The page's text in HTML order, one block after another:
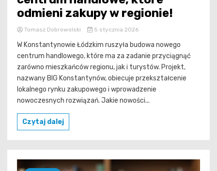
odmieni zakupy w regionie!
Tomasz Dobrowolski 5 stycznia 2026
W Konstantynowie Łódzkim ruszyła budowa nowego
centrum handlowego, które ma za zadanie przyciągnąć
zarówno mieszkańców regionu, jak i turystów. Projekt,
nazwany BIG Konstantynów, obiecuje przekształcenie
lokalnego rynku zakupowego i wprowadzenie
nowoczesnych rozwiązań. Jakie nowości...
Czytaj dalej